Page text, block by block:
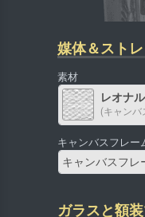
媒体＆スト
素材
レオナ
(キャンバ
キャンバスフレー
キャンバスフレ
ガラスと額